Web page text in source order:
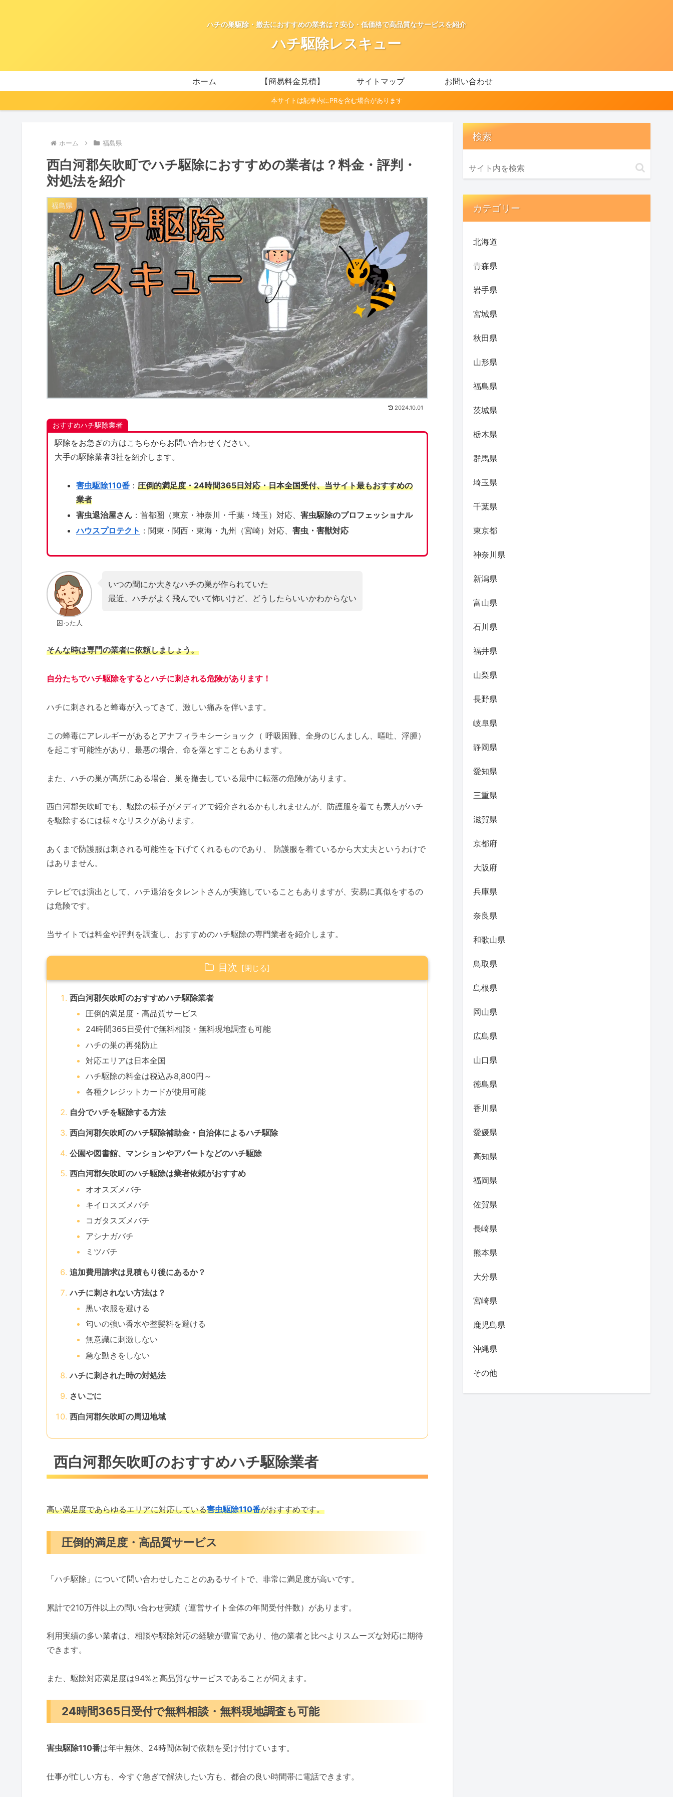
ハチの巣駆除・撤去におすすめの業者は？安心・低価格で高品質なサービスを紹介
ハチ駆除レスキュー
ホーム 【簡易料金見積】 サイトマップ お問い合わせ
本サイトは記事内にPRを含む場合があります
ホーム 福島県
西白河郡矢吹町でハチ駆除におすすめの業者は？料金・評判・
対処法を紹介
福島県
2024.10.01
おすすめハチ駆除業者
駆除をお急ぎの方はこちらからお問い合わせください。
大手の駆除業者3社を紹介します。
害虫駆除110番： 圧倒的満足度・24時間365日対応・日本全国受付、当サイト最もおすすめの
業者
害虫退治屋さん：首都圏（東京・神奈川・千葉・埼玉）対応、 害虫駆除のプロフェッショナル
ハウスプロテクト ：関東・関西・東海・九州（宮崎）対応、 害虫・害獣対応
困った人
いつの間にか大きなハチの巣が作られていた
最近、ハチがよく飛んでいて怖いけど、どうしたらいいかわからない
そんな時は専門の業者に依頼しましょう。
自分たちでハチ駆除をするとハチに刺される危険があります！
ハチに刺されると蜂毒が入ってきて、激しい痛みを伴います。
この蜂毒にアレルギーがあるとアナフィラキシーショック（ 呼吸困難、全身のじんましん、嘔吐、浮腫）
を起こす可能性があり、最悪の場合、命を落とすこともあります。
また、ハチの巣が高所にある場合、巣を撤去している最中に転落の危険があります。
西白河郡矢吹町でも、駆除の様子がメディアで紹介されるかもしれませんが、防護服を着ても素人がハチ
を駆除するには様々なリスクがあります。
あくまで防護服は刺される可能性を下げてくれるものであり、 防護服を着ているから大丈夫というわけで
はありません。
テレビでは演出として、ハチ退治をタレントさんが実施していることもありますが、安易に真似をするの
は危険です。
当サイトでは料金や評判を調査し、おすすめのハチ駆除の専門業者を紹介します。
目次
西白河郡矢吹町のおすすめハチ駆除業者
圧倒的満足度・高品質サービス
24時間365日受付で無料相談・無料現地調査も可能
ハチの巣の再発防止
対応エリアは日本全国
ハチ駆除の料金は税込み8,800円～
各種クレジットカードが使用可能
自分でハチを駆除する方法
西白河郡矢吹町のハチ駆除補助金・自治体によるハチ駆除
公園や図書館、マンションやアパートなどのハチ駆除
西白河郡矢吹町のハチ駆除は業者依頼がおすすめ
オオスズメバチ
キイロスズメバチ
コガタスズメバチ
アシナガバチ
ミツバチ
追加費用請求は見積もり後にあるか？
ハチに刺されない方法は？
黒い衣服を避ける
匂いの強い香水や整髪料を避ける
無意識に刺激しない
急な動きをしない
ハチに刺された時の対処法
さいごに
西白河郡矢吹町の周辺地域
西白河郡矢吹町のおすすめハチ駆除業者
高い満足度であらゆるエリアに対応している害虫駆除110番がおすすめです。
圧倒的満足度・高品質サービス
「ハチ駆除」について問い合わせしたことのあるサイトで、非常に満足度が高いです。
累計で210万件以上の問い合わせ実績（運営サイト全体の年間受付件数）があります。
利用実績の多い業者は、相談や駆除対応の経験が豊富であり、他の業者と比べよりスムーズな対応に期待
できます。
また、駆除対応満足度は94%と高品質なサービスであることが伺えます。
24時間365日受付で無料相談・無料現地調査も可能
害虫駆除110番は年中無休、24時間体制で依頼を受け付けています。
仕事が忙しい方も、今すぐ急ぎで解決したい方も、都合の良い時間帯に電話できます。
検索
カテゴリー
北海道
青森県
岩手県
宮城県
秋田県
山形県
福島県
茨城県
栃木県
群馬県
埼玉県
千葉県
東京都
神奈川県
新潟県
富山県
石川県
福井県
山梨県
長野県
岐阜県
静岡県
愛知県
三重県
滋賀県
京都府
大阪府
兵庫県
奈良県
和歌山県
鳥取県
島根県
岡山県
広島県
山口県
徳島県
香川県
愛媛県
高知県
福岡県
佐賀県
長崎県
熊本県
大分県
宮崎県
鹿児島県
沖縄県
その他